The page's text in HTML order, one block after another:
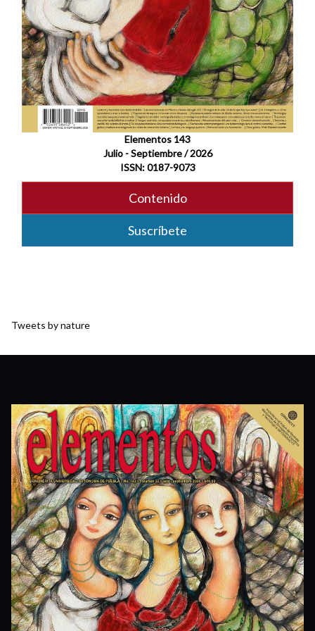
Elementos 143
Julio - Septiembre / 2026
ISSN: 0187-9073
Contenido
Suscríbete
Tweets by nature